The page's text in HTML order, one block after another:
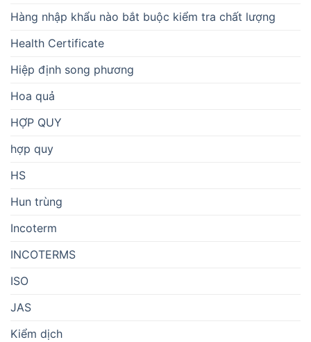
Hàng nhập khẩu nào bắt buộc kiểm tra chất lượng
Health Certificate
Hiệp định song phương
Hoa quả
HỢP QUY
hợp quy
HS
Hun trùng
Incoterm
INCOTERMS
ISO
JAS
Kiểm dịch